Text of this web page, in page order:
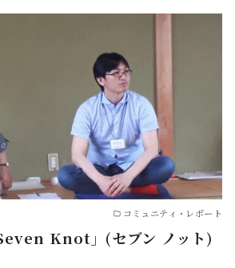
コミュニティ・レポート
Knot」(セブン ノット)